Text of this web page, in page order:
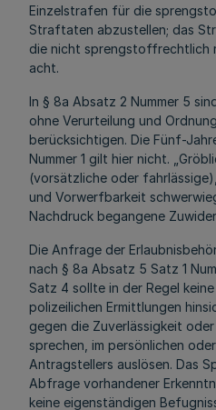
Einzelstrafen für die
Straftaten abzustellen; das
die nicht sprengstoffrechtlich
acht.
In § 8a Absatz 2 Nummer 5
ohne Verurteilung und
berücksichtigen. Die Fünf-
Nummer 1 gilt hier nicht.
(vorsätzliche oder
und Vorwerfbarkeit
Nachdruck begangene
Die Anfrage der
nach § 8a Absatz 5 Satz 1
Satz 4 sollte in der Regel
polizeilichen Ermittlungen
gegen die Zuverlässigkeit
sprechen, im persönlichen
Antragstellers auslösen. Das
Abfrage vorhandener
keine eigenständigen